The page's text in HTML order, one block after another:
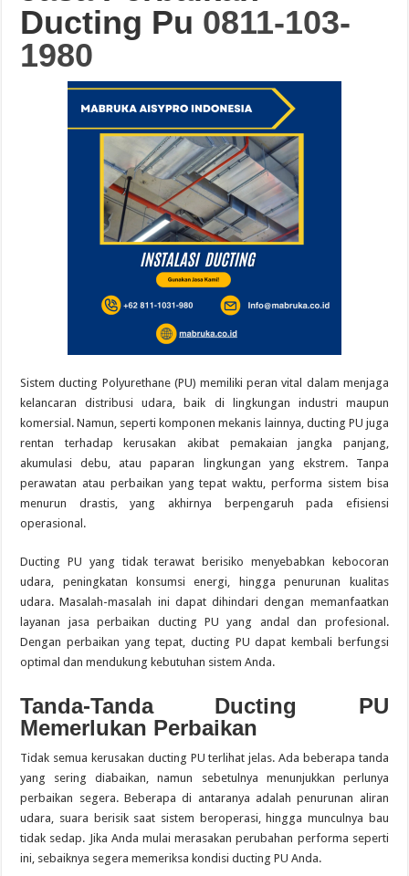
Ducting Pu 0811-103-
1980
Sistem ducting Polyurethane (PU) memiliki peran vital dalam menjaga
kelancaran distribusi udara, baik di lingkungan industri maupun
komersial. Namun, seperti komponen mekanis lainnya, ducting PU juga
rentan terhadap kerusakan akibat pemakaian jangka panjang,
akumulasi debu, atau paparan lingkungan yang ekstrem. Tanpa
perawatan atau perbaikan yang tepat waktu, performa sistem bisa
menurun drastis, yang akhirnya berpengaruh pada efisiensi
operasional.
Ducting PU yang tidak terawat berisiko menyebabkan kebocoran
udara, peningkatan konsumsi energi, hingga penurunan kualitas
udara. Masalah-masalah ini dapat dihindari dengan memanfaatkan
layanan jasa perbaikan ducting PU yang andal dan profesional.
Dengan perbaikan yang tepat, ducting PU dapat kembali berfungsi
optimal dan mendukung kebutuhan sistem Anda.
Tanda-Tanda Ducting PU
Memerlukan Perbaikan
Tidak semua kerusakan ducting PU terlihat jelas. Ada beberapa tanda
yang sering diabaikan, namun sebetulnya menunjukkan perlunya
perbaikan segera. Beberapa di antaranya adalah penurunan aliran
udara, suara berisik saat sistem beroperasi, hingga munculnya bau
tidak sedap. Jika Anda mulai merasakan perubahan performa seperti
ini, sebaiknya segera memeriksa kondisi ducting PU Anda.